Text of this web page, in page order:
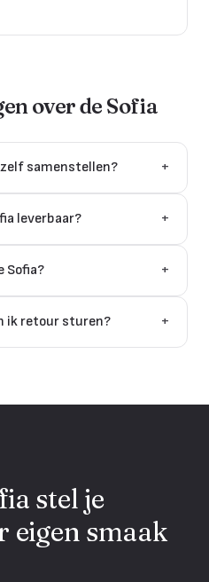
over de Sofia
zelf samenstellen? +
leverbaar? +
Sofia? +
ik retour sturen? +
stel je
eigen smaak